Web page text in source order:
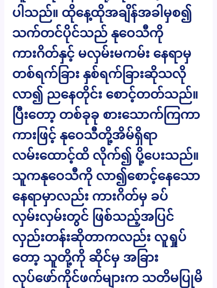
ပါသည်။ ထိုနေ့ထိုအချိန်အခါမှစ၍
သက်တင်ပိုင်သည် နုဝေသီကို
ကားဂိတ်နှင့် မလှမ်းမကမ်း နေရာမှ
တစ်ရက်ခြား နှစ်ရက်ခြားဆိုသလို
လာ၍ ညနေတိုင်း စောင့်တတ်သည်။
ပြီးတော့ တစ်ခုခု စားသောက်ကြကာ
ကားဖြင့် နုဝေသီတို့အိမ်ရှိရာ
လမ်းထောင့်ထိ လိုက်၍ ပို့ပေးသည်။
သူကနုဝေသီကို လာ၍စောင့်နေသော
နေရာမှာလည်း ကားဂိတ်မှ ခပ်
လှမ်းလှမ်းတွင် ဖြစ်သည့်အပြင်
လှည်းတန်းဆိုတာကလည်း လူရှုပ်
တော့ သူတို့ကို ဆိုင်မှ အခြား
လုပ်ဖော်ကိုင်ဖက်များက သတိမပြုမိ